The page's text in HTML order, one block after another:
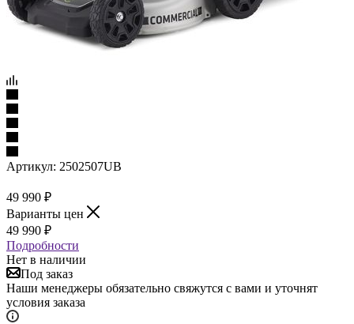
Артикул: 2502507UB
49 990 ₽
Варианты цен
49 990 ₽
Подробности
Нет в наличии
Под заказ
Наши менеджеры обязательно свяжутся с вами и уточнят
условия заказа